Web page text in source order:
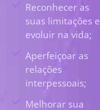
Reconhecer as
suas limitações e
evoluir na vida;
Aperfeiçoar as
relações
interpessoais;
Melhorar sua